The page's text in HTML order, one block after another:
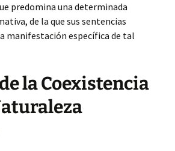
predomina una determinada
de la que sus sentencias
manifestación específica de tal
la Coexistencia